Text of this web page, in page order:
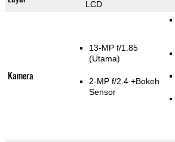
LCD
Kamera
13-MP f/1.85
(Utama)
2-MP f/2.4 +Bokeh
Sensor